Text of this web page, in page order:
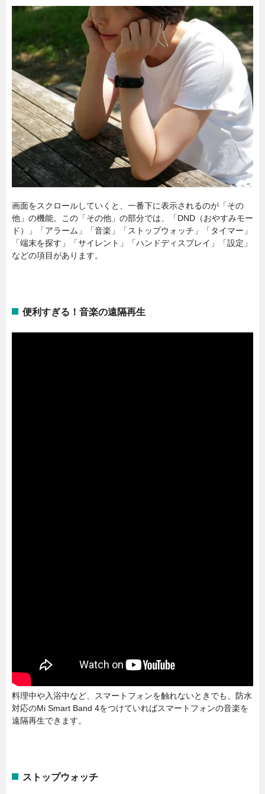
画面をスクロールしていくと、一番下に表示されるのが「その
他」の機能。この「その他」の部分では、「DND（おやすみモー
ド）」「アラーム」「音楽」「ストップウォッチ」「タイマー」
「端末を探す」「サイレント」「ハンドディスプレイ」「設定」
などの項目があります。
便利すぎる！音楽の遠隔再生
料理中や入浴中など、スマートフォンを触れないときでも、防水
対応のMi Smart Band 4をつけていればスマートフォンの音楽を
遠隔再生できます。
ストップウォッチ